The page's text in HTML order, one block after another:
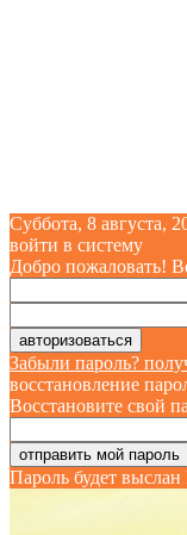
Суббота, 8 августа,
войти в систему
Добро пожаловать!
Забыли пароль?
восстановление
Восстановите свой
Пароль будет